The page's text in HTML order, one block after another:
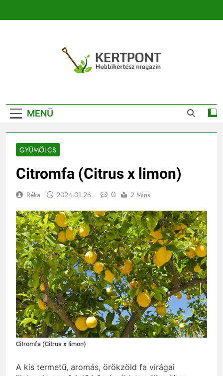
Kertészeti
Magazin |
Növényhatározó
MENÜ
GYÜMÖLCS
Citromfa (Citrus x limon)
Réka 2024.01.26. 0 2 Mins
Citromfa (Citrus x limon)
A kis termetű, aromás, örökzöld fa virágai